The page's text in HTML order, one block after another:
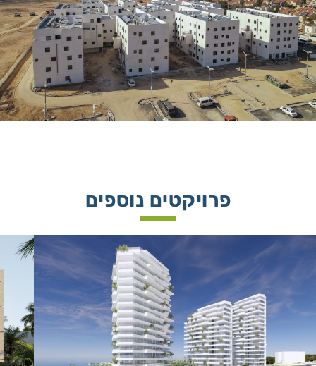
פרויקטים נוספים